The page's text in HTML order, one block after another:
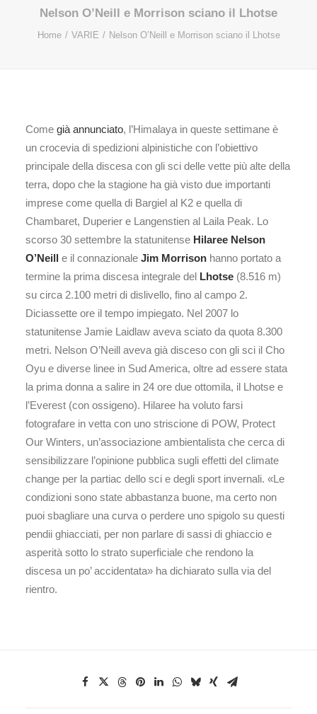
Nelson O’Neill e Morrison sciano il Lhotse
Home VARIE Nelson O’Neill e Morrison sciano il Lhotse
Come già annunciato, l’Himalaya in queste settimane è
un crocevia di spedizioni alpinistiche con l’obiettivo
principale della discesa con gli sci delle vette più alte della
terra, dopo che la stagione ha già visto due importanti
imprese come quella di Bargiel al K2 e quella di
Chambaret, Duperier e Langenstien al Laila Peak. Lo
scorso 30 settembre la statunitense Hilaree Nelson
O’Neill e il connazionale Jim Morrison hanno portato a
termine la prima discesa integrale del Lhotse (8.516 m)
su circa 2.100 metri di dislivello, fino al campo 2.
Diciassette ore il tempo impiegato. Nel 2007 lo
statunitense Jamie Laidlaw aveva sciato da quota 8.300
metri. Nelson O’Neill aveva già disceso con gli sci il Cho
Oyu e diverse linee in Sud America, oltre ad essere stata
la prima donna a salire in 24 ore due ottomila, il Lhotse e
l’Everest (con ossigeno). Hilaree ha voluto farsi
fotografare in vetta con uno striscione di POW, Protect
Our Winters, un’associazione ambientalista che cerca di
sensibilizzare l’opinione pubblica sugli effetti del climate
change per la partiac dello sci e degli sport invernali. «Le
condizioni sono state abbastanza buone, ma certo non
puoi sbagliare una curva o perdere uno spigolo su questi
pendii ghiacciati, per non parlare di sassi di ghiaccio e
asperità sotto lo strato superficiale che rendono la
discesa un po’ accidentata» ha dichiarato sulla via del
rientro.